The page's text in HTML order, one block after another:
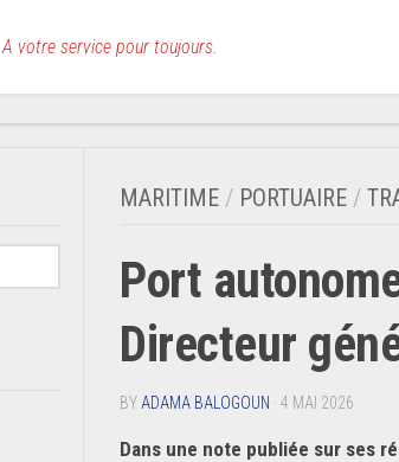
A votre service pour toujours.
MARITIME / PORTUAIRE /
Port
Directeur
BY ADAMA BALOGOUN · 4 MAI 2026
Dans une note publiée sur ses